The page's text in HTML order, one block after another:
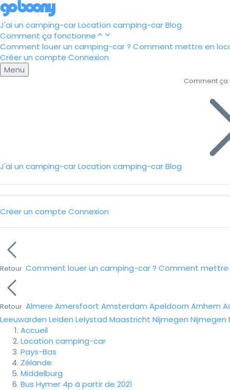
J'ai un camping-carLocation camping-carBlog
Comment ça fonctionne
Comment louer un camping-car ? Comment mettre en
Créer un compte Connexion
Menu
J'ai un camping-carLocation camping-carBlog
Comment ça
Créer un compte Connexion
Retour Comment louer un camping-car ? Comment mettre
Retour Almere Amersfoort Amsterdam Apeldoorn Arnhem
Leeuwarden Leiden Lelystad Maastricht Nijmegen Nijmegen
Accueil
Location camping-car
Pays-Bas
Zélande
Middelburg
Bus Hymer 4p à partir de 2021